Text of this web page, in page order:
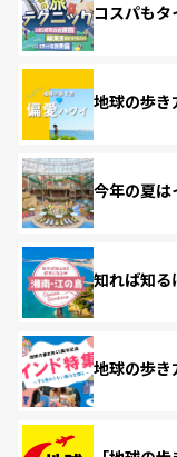
コスパも
地球の歩
今年の夏は
知れば知る
地球の歩き